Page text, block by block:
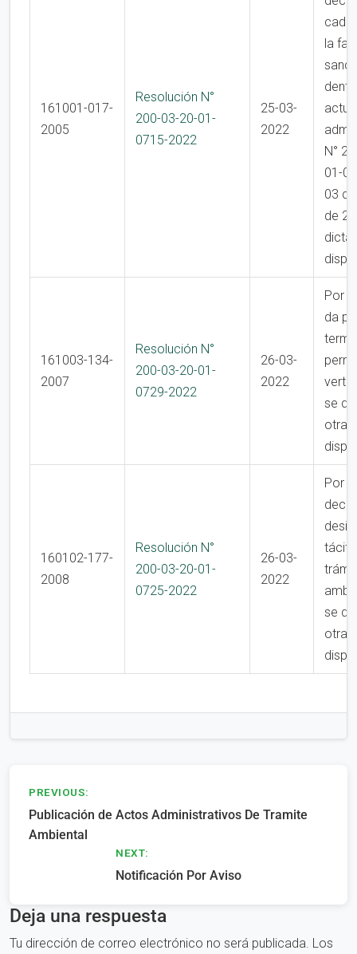
161001-017-
2005
Resolución N°
200-03-20-01-
0715-2022
25-03-
2022
la
N°
01-
03
de
161003-134-
2007
Resolución N°
200-03-20-01-
0729-2022
26-03-
2022
Por
da
se
otras
160102-177-
2008
Resolución N°
200-03-20-01-
0725-2022
26-03-
2022
Por
se
otras
Navegación
de
entradas
PREVIOUS:
Publicación de Actos Administrativos De Tramite
Ambiental
NEXT:
Notificación Por Aviso
Deja una respuesta
Tu dirección de correo electrónico no será publicada. Los